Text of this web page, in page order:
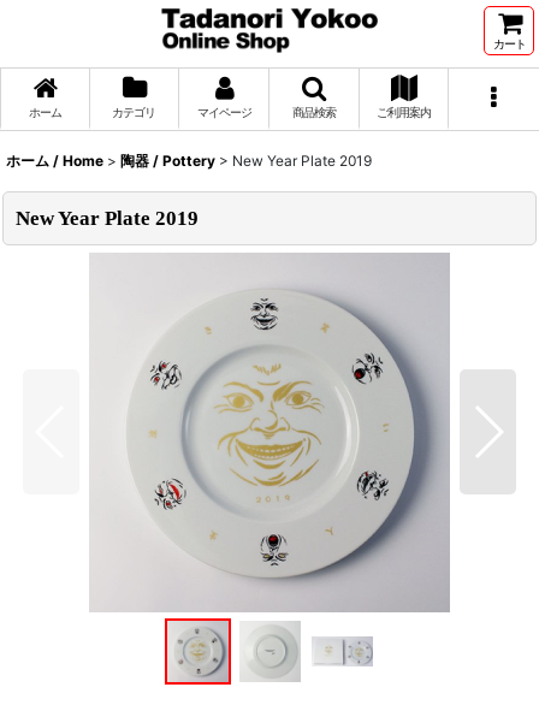
カート
ホーム カテゴリ マイページ 商品検索 ご利用案内
ホーム / Home > 陶器 / Pottery > New Year Plate 2019
New Year Plate 2019